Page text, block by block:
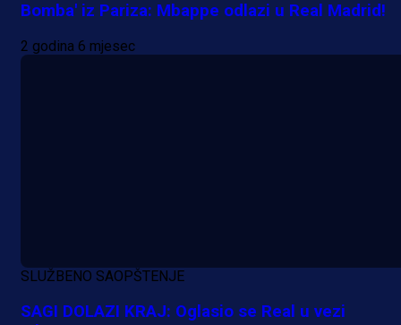
Bomba' iz Pariza: Mbappe odlazi u Real Madrid!
2 godina 6 mjesec
SLUŽBENO SAOPŠTENJE
SAGI DOLAZI KRAJ: Oglasio se Real u vezi